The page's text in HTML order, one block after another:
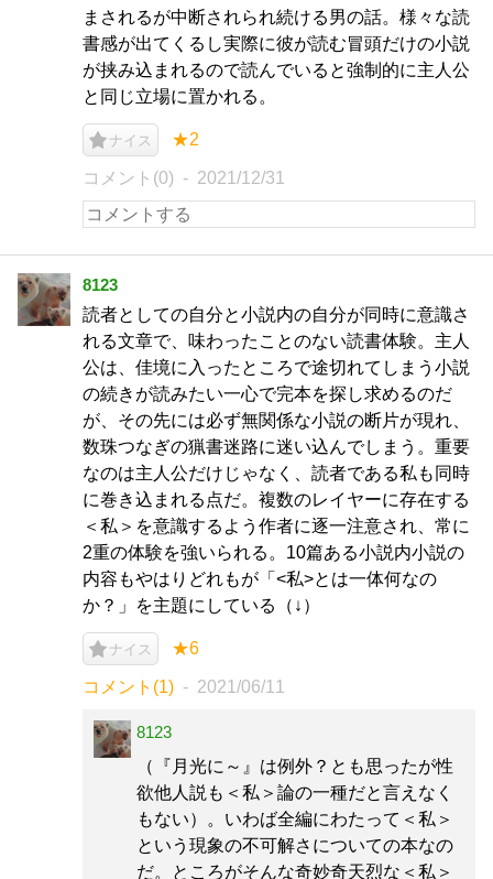
まされるが中断されられ続ける男の話。様々な読
書感が出てくるし実際に彼が読む冒頭だけの小説
が挟み込まれるので読んでいると強制的に主人公
と同じ立場に置かれる。
ナイス ★2
コメント(0) 2021/12/31
8123
読者としての自分と小説内の自分が同時に意識さ
れる文章で、味わったことのない読書体験。主人
公は、佳境に入ったところで途切れてしまう小説
の続きが読みたい一心で完本を探し求めるのだ
が、その先には必ず無関係な小説の断片が現れ、
数珠つなぎの猟書迷路に迷い込んでしまう。重要
なのは主人公だけじゃなく、読者である私も同時
に巻き込まれる点だ。複数のレイヤーに存在する
＜私＞を意識するよう作者に逐一注意され、常に
2重の体験を強いられる。10篇ある小説内小説の
内容もやはりどれもが「<私>とは一体何なの
か？」を主題にしている（↓）
ナイス ★6
コメント(1) 2021/06/11
8123
（『月光に～』は例外？とも思ったが性
欲他人説も＜私＞論の一種だと言えなく
もない）。いわば全編にわたって＜私＞
という現象の不可解さについての本なの
だ。ところがそんな奇妙奇天烈な＜私＞